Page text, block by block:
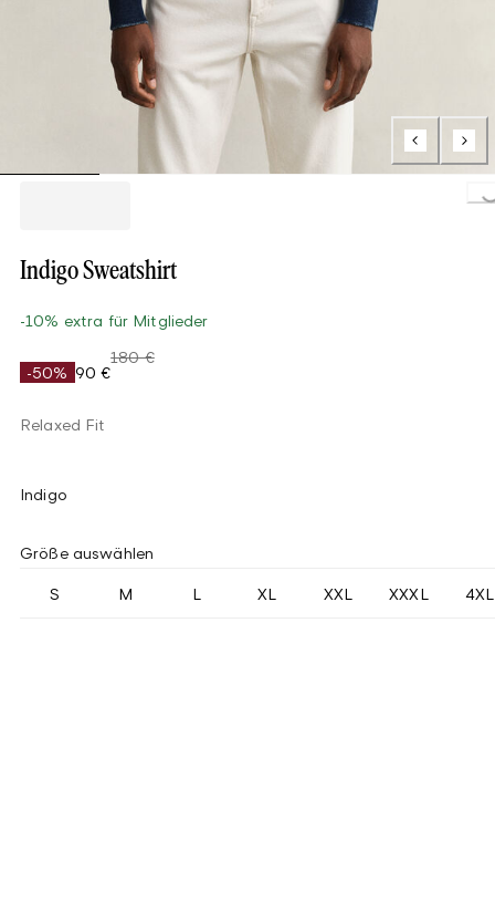
Indigo Sweatshirt
-10% extra für Mitglieder
-50% 90 €
180 €
Relaxed Fit
Indigo
Größe auswählen
S M L XL XXL XXXL 4XL